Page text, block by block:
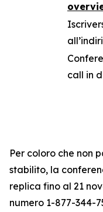
call in
Per coloro che non
stabilito, la
replica fino al 21
numero 1-877-344-